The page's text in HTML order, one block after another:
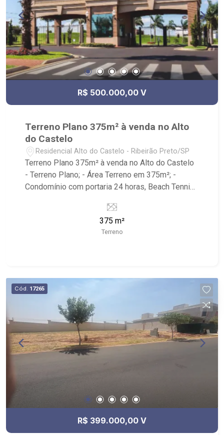
R$ 500.000,00 V
Terreno Plano 375m² à venda no Alto
do Castelo
Residencial Alto do Castelo - Ribeirão Preto/SP
Terreno Plano 375m² à venda no Alto do Castelo
- Terreno Plano; - Área Terreno em 375m²; -
Condomínio com portaria 24 horas, Beach Tennis,
Fácil acesso pela Anhanguera ou pelo bairro
375 m²
Terreno
Cód. 17265
R$ 399.000,00 V